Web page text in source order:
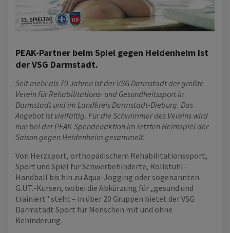
PEAK-Partner beim Spiel gegen Heidenheim ist
der VSG Darmstadt.
Seit mehr als 70 Jahren ist der VSG Darmstadt der größte
Verein für Rehabilitations- und Gesundheitssport in
Darmstadt und im Landkreis Darmstadt-Dieburg. Das
Angebot ist vielfältig. Für die Schwimmer des Vereins wird
nun bei der PEAK-Spendenaktion im letzten Heimspiel der
Saison gegen Heidenheim gesammelt.
Von Herzsport, orthopädischem Rehabilitationssport,
Sport und Spiel für Schwerbehinderte, Rollstuhl-
Handball bis hin zu Aqua-Jogging oder sogenannten
G.U.T.-Kursen, wobei die Abkürzung für „gesund und
trainiert" steht – in über 20 Gruppen bietet der VSG
Darmstadt Sport für Menschen mit und ohne
Behinderung.